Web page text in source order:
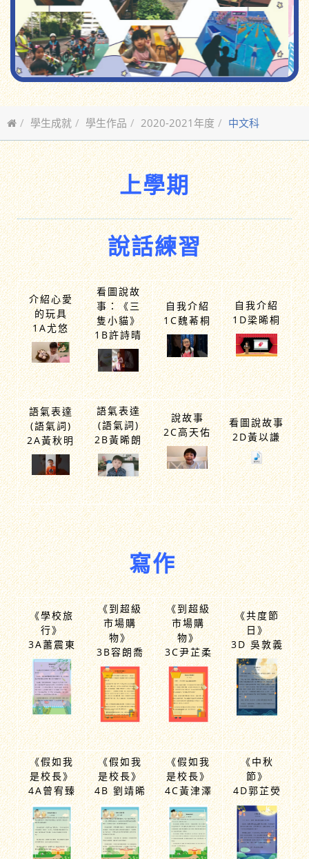
學生成就 學生作品 2020-2021年度 中文科
上學期
說話練習
介紹心愛
的玩具
1A尤悠
看圖說故
事：《三
隻小貓》
1B許詩晴
自我介紹
1C魏莃桐
自我介紹
1D梁晞桐
語氣表達
(語氣詞)
2A黃秋明
語氣表達
(語氣詞)
2B黃晞朗
說故事
2C高天佑
看圖說故事
2D黃以謙
寫作
《學校旅
行》
3A蕭震東
《到超級
市場購
物》
3B容朗喬
《到超級
市場購
物》
3C尹芷柔
《共度節
日》
3D 吳敦義
《假如我
是校長》
4A曾宥臻
《假如我
是校長》
4B 劉靖晞
《假如我
是校長》
4C黃津澤
《中秋
節》
4D郭芷熒